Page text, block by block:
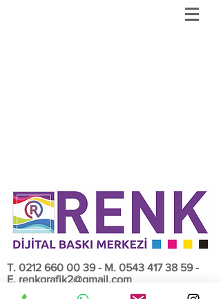
T. 0212 660 00 39- M. 0543 417 38 59-
E. renkgrafik2@gmail.com